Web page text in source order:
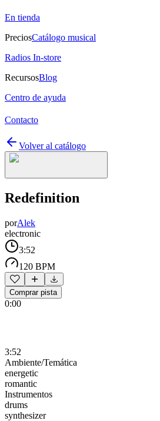
En tienda
PreciosCatálogo musical
Radios In-store
RecursosBlog
Centro de ayuda
Contacto
Volver al catálogo
Redefinition
porAlek
electronic
3:52
120 BPM
Comprar pista
0:00
3:52
Ambiente/Temática
energetic
romantic
Instrumentos
drums
synthesizer